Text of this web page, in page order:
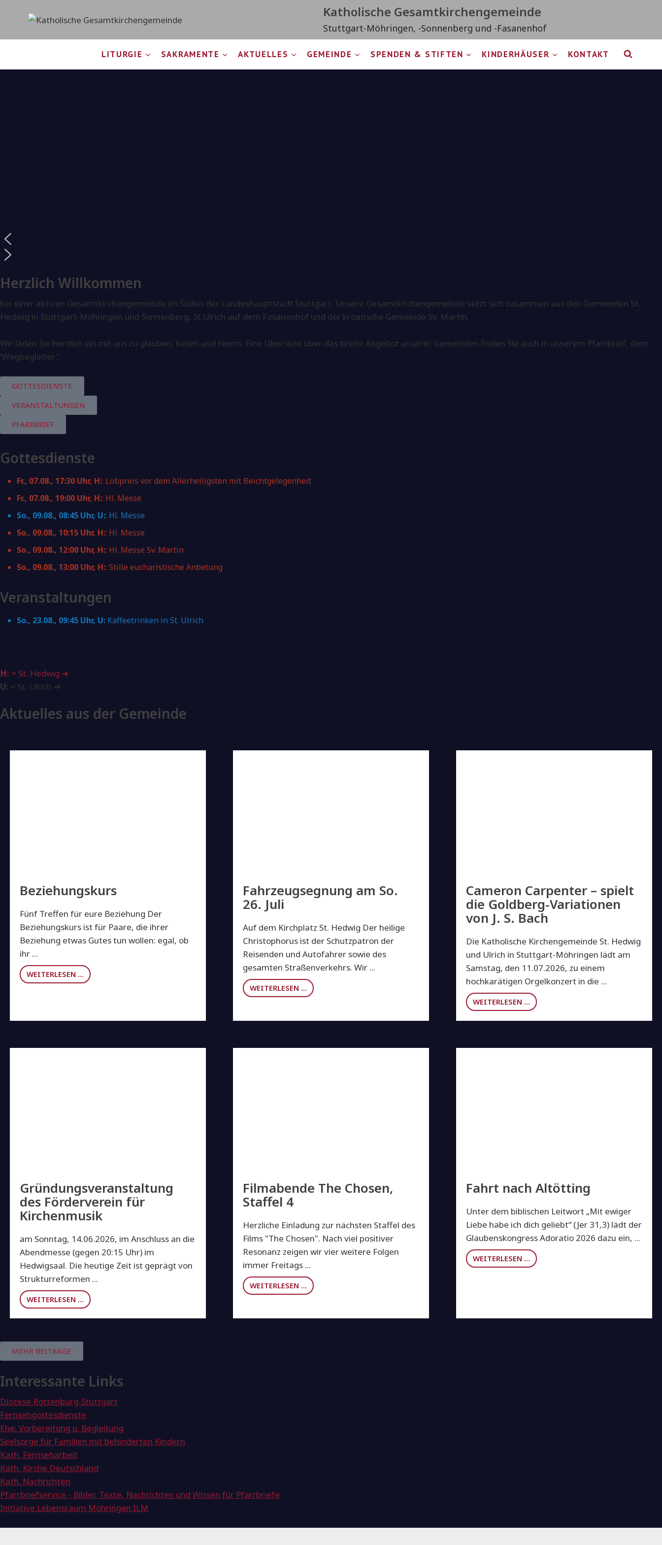
Katholische Gesamtkirchengemeinde
Stuttgart-Möhringen, -Sonnenberg und -Fasanenhof
LITURGIE SAKRAMENTE AKTUELLES GEMEINDE SPENDEN & STIFTEN KINDERHÄUSER KONTAKT
Herzlich Willkommen
bei einer aktiven Gesamtkirchengemeinde im Süden der Landeshauptstadt Stuttgart. Unsere Gesamtkirchengemeinde setzt sich zusammen aus den Gemeinden St.
Hedwig in Stuttgart-Möhringen und Sonnenberg, St.Ulrich auf dem Fasanenhof und der kroatische Gemeinde Sv. Martin.
Wir laden Sie herzlich ein mit uns zu glauben, beten und feiern. Eine Übersicht über das breite Angebot unserer Gemeinden finden Sie auch in unserem Pfarrbrief, dem
'Wegbegleiter'.
GOTTESDIENSTE
VERANSTALTUNGEN
PFARRBRIEF
Gottesdienste
Fr., 07.08., 17:30 Uhr, H:: Lobpreis vor dem Allerheiligsten mit Beichtgelegenheit
Fr., 07.08., 19:00 Uhr, H:: Hl. Messe
So., 09.08., 08:45 Uhr, U:: Hl. Messe
So., 09.08., 10:15 Uhr, H:: Hl. Messe
So., 09.08., 12:00 Uhr, H:: Hl. Messe Sv. Martin
So., 09.08., 13:00 Uhr, H:: Stille eucharistische Anbetung
Veranstaltungen
So., 23.08., 09:45 Uhr, U: Kaffeetrinken in St. Ulrich
H: = St. Hedwig ➔
U: = St. Ulrich ➔
Aktuelles aus der Gemeinde
Beziehungskurs
Fünf Treffen für eure Beziehung Der
Beziehungskurs ist für Paare, die ihrer
Beziehung etwas Gutes tun wollen: egal, ob
ihr ...
WEITERLESEN …
Fahrzeugsegnung am So.
26. Juli
Auf dem Kirchplatz St. Hedwig Der heilige
Christophorus ist der Schutzpatron der
Reisenden und Autofahrer sowie des
gesamten Straßenverkehrs. Wir ...
WEITERLESEN …
Cameron Carpenter – spielt
die Goldberg-Variationen
von J. S. Bach
Die Katholische Kirchengemeinde St. Hedwig
und Ulrich in Stuttgart-Möhringen lädt am
Samstag, den 11.07.2026, zu einem
hochkarätigen Orgelkonzert in die ...
WEITERLESEN …
Gründungsveranstaltung
des Förderverein für
Kirchenmusik
am Sonntag, 14.06.2026, im Anschluss an die
Abendmesse (gegen 20:15 Uhr) im
Hedwigsaal. Die heutige Zeit ist geprägt von
Strukturreformen ...
WEITERLESEN …
Filmabende The Chosen,
Staffel 4
Herzliche Einladung zur nächsten Staffel des
Films "The Chosen". Nach viel positiver
Resonanz zeigen wir vier weitere Folgen
immer Freitags ...
WEITERLESEN …
Fahrt nach Altötting
Unter dem biblischen Leitwort „Mit ewiger
Liebe habe ich dich geliebt“ (Jer 31,3) lädt der
Glaubenskongress Adoratio 2026 dazu ein, ...
WEITERLESEN …
MEHR BEITRÄGE
Interessante Links
Diözese Rottenburg-Stuttgart
Fernsehgottesdienste
Ehe: Vorbereitung u. Begleitung
Seelsorge für Familien mit behinderten Kindern
Kath. Fernseharbeit
Kath. Kirche Deutschland
Kath. Nachrichten
Pfarrbriefservice - Bilder, Texte, Nachrichten und Wissen für Pfarrbriefe
Initiative Lebensraum Möhringen ILM